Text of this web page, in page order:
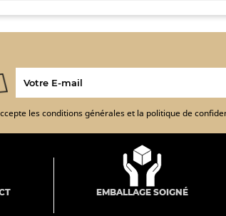
les conditions générales et la politique de
EMBALLAGE SOIGNÉ